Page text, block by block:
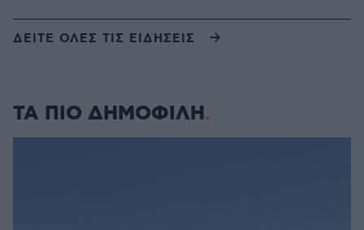
ΔΕΙΤΕ ΟΛΕΣ ΤΙΣ ΕΙΔΗΣΕΙΣ
ΤΑ ΠΙΟ ΔΗΜΟΦΙΛΗ